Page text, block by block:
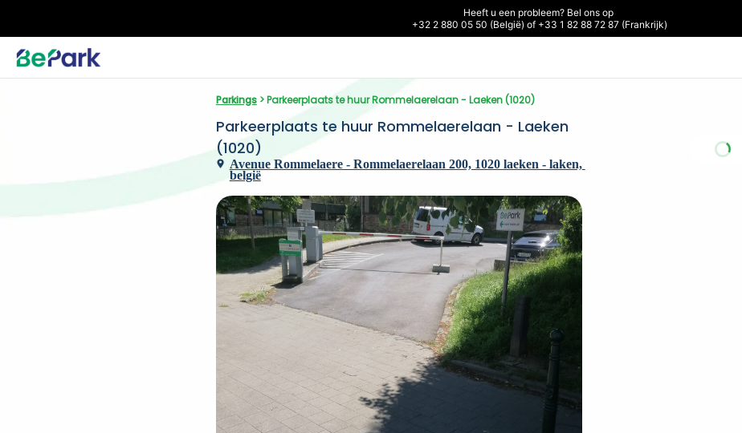
Heeft u een probleem? Bel ons op
+32 2 880 05 50 (België) of +33 1 82 88 72 87 (Frankrijk)
Parkings > Parkeerplaats te huur Rommelaerelaan - Laeken (1020)
Parkeerplaats te huur Rommelaerelaan - Laeken
(1020)
Avenue Rommelaere - Rommelaerelaan 200, 1020 laeken - laken,
belgië